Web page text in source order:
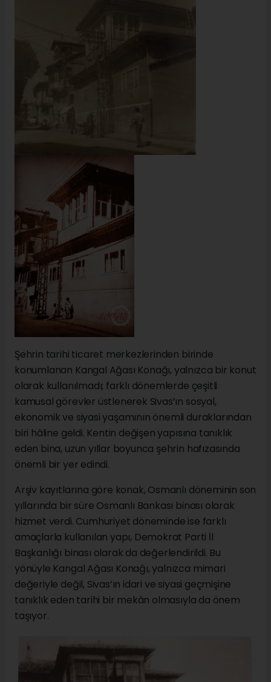
Şehrin tarihi ticaret merkezlerinden birinde
konumlanan Kangal Ağası Konağı, yalnızca bir konut
olarak kullanılmadı; farklı dönemlerde çeşitli
kamusal görevler üstlenerek Sivas’ın sosyal,
ekonomik ve siyasi yaşamının önemli duraklarından
biri hâline geldi. Kentin değişen yapısına tanıklık
eden bina, uzun yıllar boyunca şehrin hafızasında
önemli bir yer edindi.
Arşiv kayıtlarına göre konak, Osmanlı döneminin son
yıllarında bir süre Osmanlı Bankası binası olarak
hizmet verdi. Cumhuriyet döneminde ise farklı
amaçlarla kullanılan yapı, Demokrat Parti İl
Başkanlığı binası olarak da değerlendirildi. Bu
yönüyle Kangal Ağası Konağı, yalnızca mimari
değeriyle değil, Sivas’ın idari ve siyasi geçmişine
tanıklık eden tarihi bir mekân olmasıyla da önem
taşıyor.